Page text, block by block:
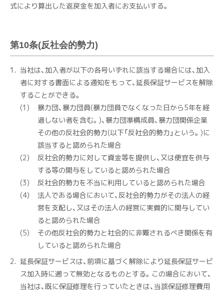
式により算出した返戻金を加入者にお支払いする。
第10条(反社会的勢力)
当社は、加入者が以下の各号いずれに該当する場合には、加入
者に対する書面による通知をもって、延長保証サービスを解除
することができる。
暴力団、暴力団員(暴力団員でなくなった日から5年を経
過しない者を含む。)、暴力団準構成員、暴力団関係企業
その他の反社会的勢力(以下「反社会的勢力」という。)に
該当すると認められた場合
反社会的勢力に対して資金等を提供し、又は便宜を供与
する等の関与をしていると認められた場合
反社会的勢力を不当に利用していると認められた場合
法人である場合において、反社会的勢力がその法人の経
営を支配し、又はその法人の経営に実質的に関与してい
ると認められた場合
その他反社会的勢力と社会的に非難されるべき関係を有
していると認められた場合
延長保証サービスは、前項に基づく解除により延長保証サービ
ス加入時に遡って無効となるものとする。この場合において、
当社は、既に保証修理を行っていたときは、当該保証修理費用